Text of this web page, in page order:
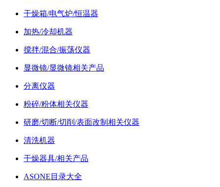
干燥箱/电气炉/恒温器
加热/冷却机器
搅拌/混合/振荡仪器
显微镜/显微镜相关产品
分离仪器
粉碎/粉体相关仪器
研磨/切断/切削/表面改制相关仪器
清洗机器
干燥器具/相关产品
ASONE目录大全